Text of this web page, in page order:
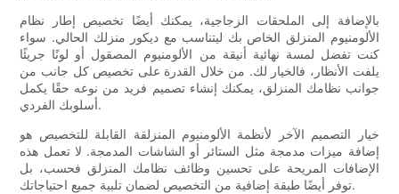
بالإضافة إلى الملحقات الزجاجية، يمكنك أيضًا تخصيص إطار نظام
الألومنيوم المنزلق الخاص بك ليتناسب مع ديكور منزلك الحالي. سواء
كنت تفضل لمسة نهائية أنيقة من الألومنيوم المصقول أو لونًا جريئًا
يلفت الأنظار، فالخيار لك. من خلال القدرة على تخصيص كل جانب من
جوانب نظامك المنزلق، يمكنك إنشاء تصميم فريد من نوعه حقًا يكمل
أسلوبك الفردي.
خيار التصميم الآخر لأنظمة الألومنيوم المنزلقة القابلة للتخصيص هو
إضافة ميزات مدمجة مثل الستائر أو الشاشات المدمجة. لا تعمل هذه
الإضافات المريحة على تحسين وظائف نظامك المنزلق فحسب، بل
توفر أيضًا طبقة إضافية من التخصيص لضمان تلبية جميع احتياجاتك.